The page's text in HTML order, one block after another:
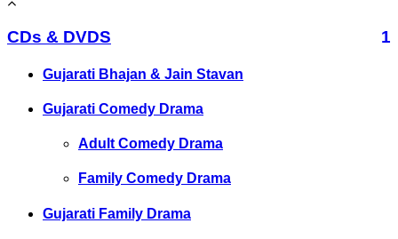
CDs & DVDS 1
Gujarati Bhajan & Jain Stavan
Gujarati Comedy Drama
Adult Comedy Drama
Family Comedy Drama
Gujarati Family Drama